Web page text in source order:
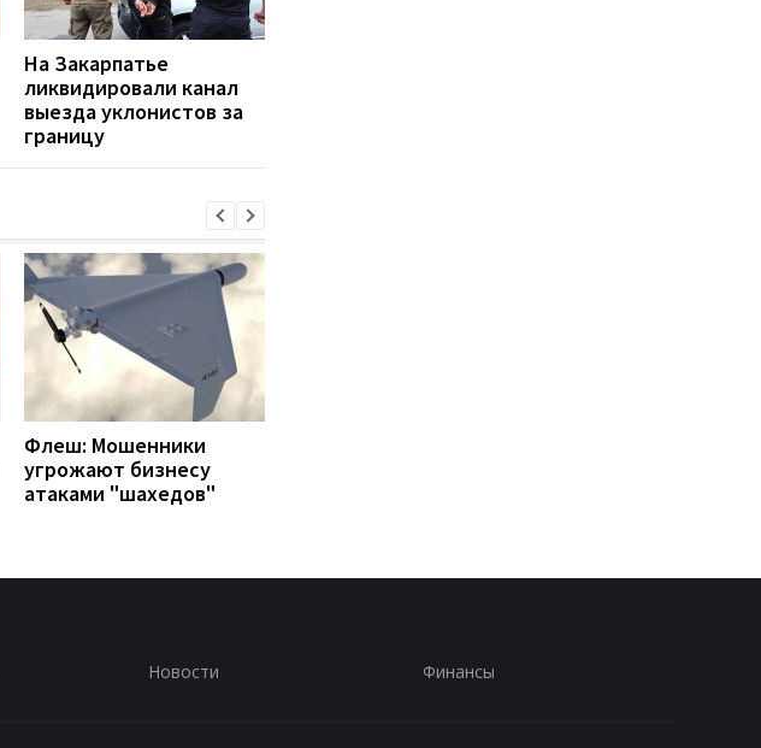
На Закарпатье
ликвидировали канал
выезда уклонистов за
границу
Флеш: Мошенники
угрожают бизнесу
атаками "шахедов"
Новости Финансы